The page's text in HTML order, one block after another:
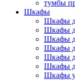
тумбы
Шкафы
Шкафы
Шкафы
Шкафы
Шкафы
Шкафы
Шкафы
Шкафы